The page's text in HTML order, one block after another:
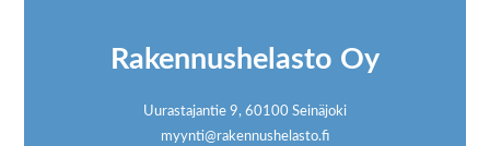
Rakennushelasto Oy
Uurastajantie 9, 60100 Seinäjoki
myynti@rakennushelasto.fi